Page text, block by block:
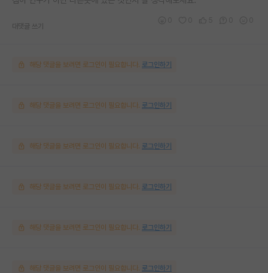
대댓글 쓰기
해당 댓글을 보려면 로그인이 필요합니다. 로그인하기
해당 댓글을 보려면 로그인이 필요합니다. 로그인하기
해당 댓글을 보려면 로그인이 필요합니다. 로그인하기
해당 댓글을 보려면 로그인이 필요합니다. 로그인하기
해당 댓글을 보려면 로그인이 필요합니다. 로그인하기
해당 댓글을 보려면 로그인이 필요합니다. 로그인하기